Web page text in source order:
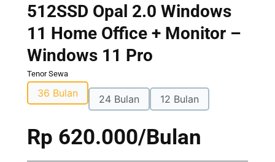
512SSD Opal 2.0 Windows
11 Home Office + Monitor –
Windows 11 Pro
Tenor Sewa
36 Bulan 24 Bulan 12 Bulan
Rp 620.000/Bulan